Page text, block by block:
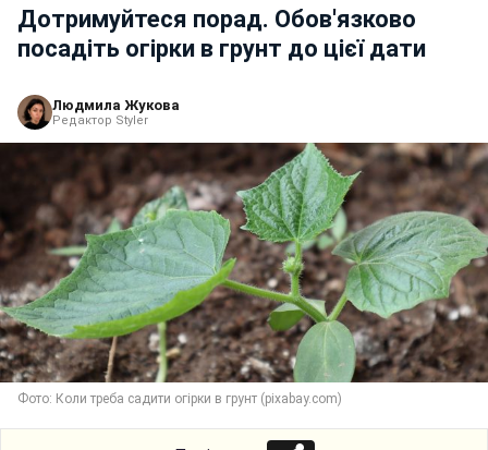
Дотримуйтеся порад. Обов'язково
посадіть огірки в грунт до цієї дати
Людмила Жукова
Редактор Styler
Фото: Коли треба садити огірки в грунт (pixabay.com)